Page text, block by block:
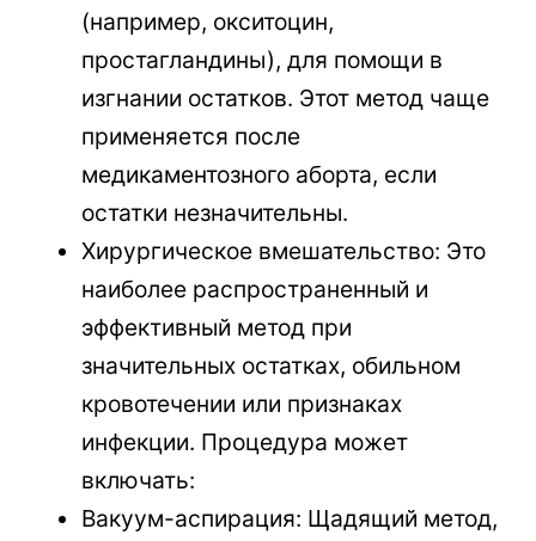
(например, окситоцин,
простагландины), для помощи в
изгнании остатков. Этот метод чаще
применяется после
медикаментозного аборта, если
остатки незначительны.
Хирургическое вмешательство: Это
наиболее распространенный и
эффективный метод при
значительных остатках, обильном
кровотечении или признаках
инфекции. Процедура может
включать:
Вакуум-аспирация: Щадящий метод,